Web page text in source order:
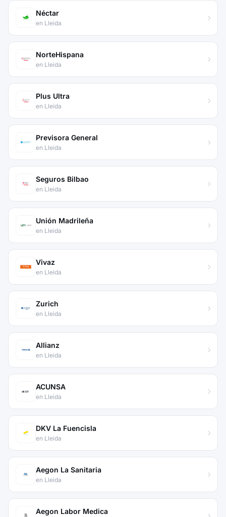
Néctar
en Lleida
NorteHispana
en Lleida
Plus Ultra
en Lleida
Previsora General
en Lleida
Seguros Bilbao
en Lleida
Unión Madrileña
en Lleida
Vivaz
en Lleida
Zurich
en Lleida
Allianz
en Lleida
ACUNSA
en Lleida
DKV La Fuencisla
en Lleida
Aegon La Sanitaria
en Lleida
Aegon Labor Medica